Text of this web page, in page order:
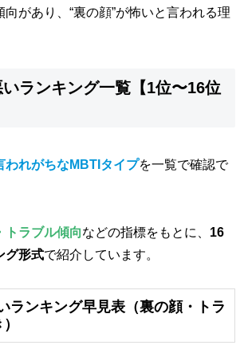
向があり、“裏の顔”が怖いと言われる理
ランキング一覧【1位〜16位
われがちなMBTIタイプを一覧で確認で
トラブル傾向などの指標をもとに、 16
グ形式で紹介しています。
ランキング早見表（裏の顔・トラ